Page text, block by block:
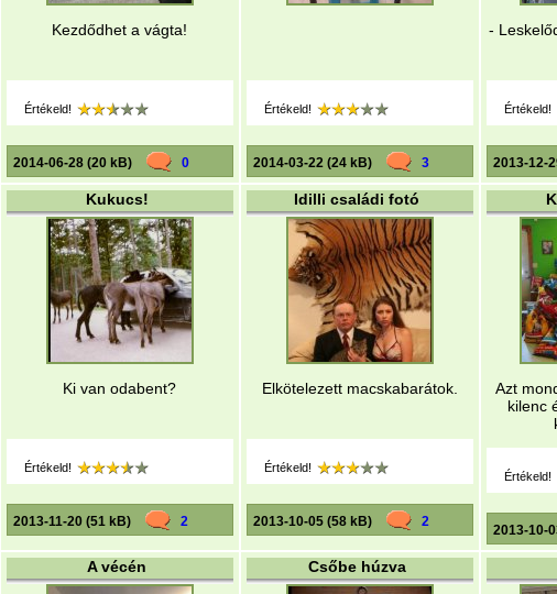
Kezdődhet a vágta!
Értékeld!
2014-06-28 (20 kB) 0
Értékeld!
2014-03-22 (24 kB) 3
-
Értékeld!
2013-12-
Kukucs!
Ki van odabent?
Értékeld!
2013-11-20 (51 kB) 2
Idilli családi fotó
Elkötelezett macskabarátok.
Értékeld!
2013-10-05 (58 kB) 2
Azt
kilenc
Értékeld!
2013-10-
A vécén Csőbe húzva